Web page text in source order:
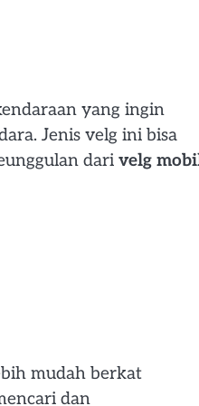
yang ingin
Jenis velg ini bisa
dari velg
mudah berkat
dan